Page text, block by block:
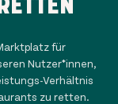
für
Nutzer*innen,
Verhältnis
zu retten.